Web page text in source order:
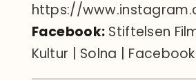
https://
Facebook: Stiftelsen
Kultur | Solna | Facebook